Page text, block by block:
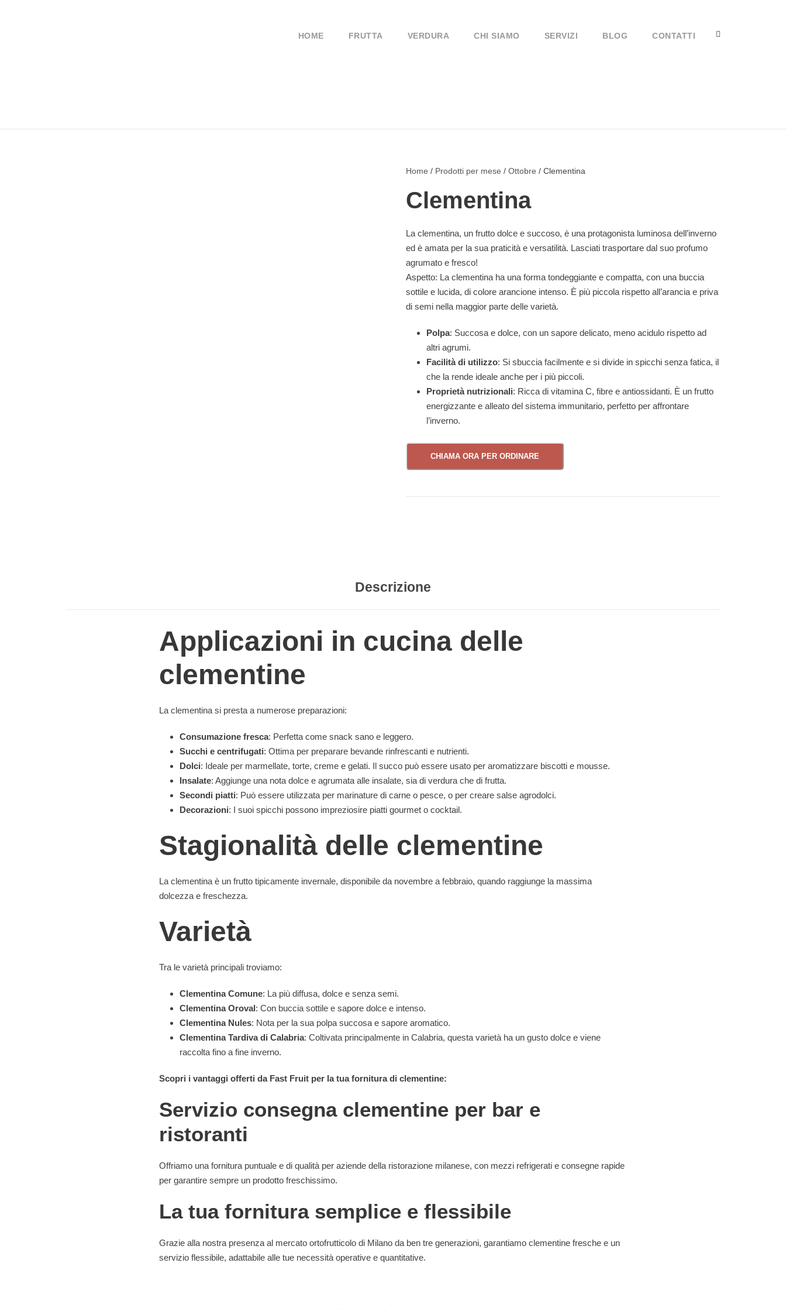
HOME FRUTTA VERDURA CHI SIAMO SERVIZI BLOG CONTATTI
Home / Prodotti per mese /Ottobre / Clementina
Clementina
La clementina, un frutto dolce e succoso, è una protagonista luminosa dell’inverno
ed è amata per la sua praticità e versatilità. Lasciati trasportare dal suo profumo
agrumato e fresco!
Aspetto: La clementina ha una forma tondeggiante e compatta, con una buccia
sottile e lucida, di colore arancione intenso. È più piccola rispetto all’arancia e priva
di semi nella maggior parte delle varietà.
Polpa: Succosa e dolce, con un sapore delicato, meno acidulo rispetto ad
altri agrumi.
Facilità di utilizzo: Si sbuccia facilmente e si divide in spicchi senza fatica, il
che la rende ideale anche per i più piccoli.
Proprietà nutrizionali: Ricca di vitamina C, fibre e antiossidanti. È un frutto
energizzante e alleato del sistema immunitario, perfetto per affrontare
l’inverno.
CHIAMA ORA PER ORDINARE
Descrizione
Applicazioni in cucina delle
clementine
La clementina si presta a numerose preparazioni:
Consumazione fresca: Perfetta come snack sano e leggero.
Succhi e centrifugati: Ottima per preparare bevande rinfrescanti e nutrienti.
Dolci: Ideale per marmellate, torte, creme e gelati. Il succo può essere usato per aromatizzare biscotti e mousse.
Insalate: Aggiunge una nota dolce e agrumata alle insalate, sia di verdura che di frutta.
Secondi piatti: Può essere utilizzata per marinature di carne o pesce, o per creare salse agrodolci.
Decorazioni: I suoi spicchi possono impreziosire piatti gourmet o cocktail.
Stagionalità delle clementine
La clementina è un frutto tipicamente invernale, disponibile da novembre a febbraio, quando raggiunge la massima
dolcezza e freschezza.
Varietà
Tra le varietà principali troviamo:
Clementina Comune: La più diffusa, dolce e senza semi.
Clementina Oroval: Con buccia sottile e sapore dolce e intenso.
Clementina Nules: Nota per la sua polpa succosa e sapore aromatico.
Clementina Tardiva di Calabria: Coltivata principalmente in Calabria, questa varietà ha un gusto dolce e viene
raccolta fino a fine inverno.
Scopri i vantaggi offerti da Fast Fruit per la tua fornitura di clementine:
Servizio consegna clementine per bar e
ristoranti
Offriamo una fornitura puntuale e di qualità per aziende della ristorazione milanese, con mezzi refrigerati e consegne rapide
per garantire sempre un prodotto freschissimo.
La tua fornitura semplice e flessibile
Grazie alla nostra presenza al mercato ortofrutticolo di Milano da ben tre generazioni, garantiamo clementine fresche e un
servizio flessibile, adattabile alle tue necessità operative e quantitative.